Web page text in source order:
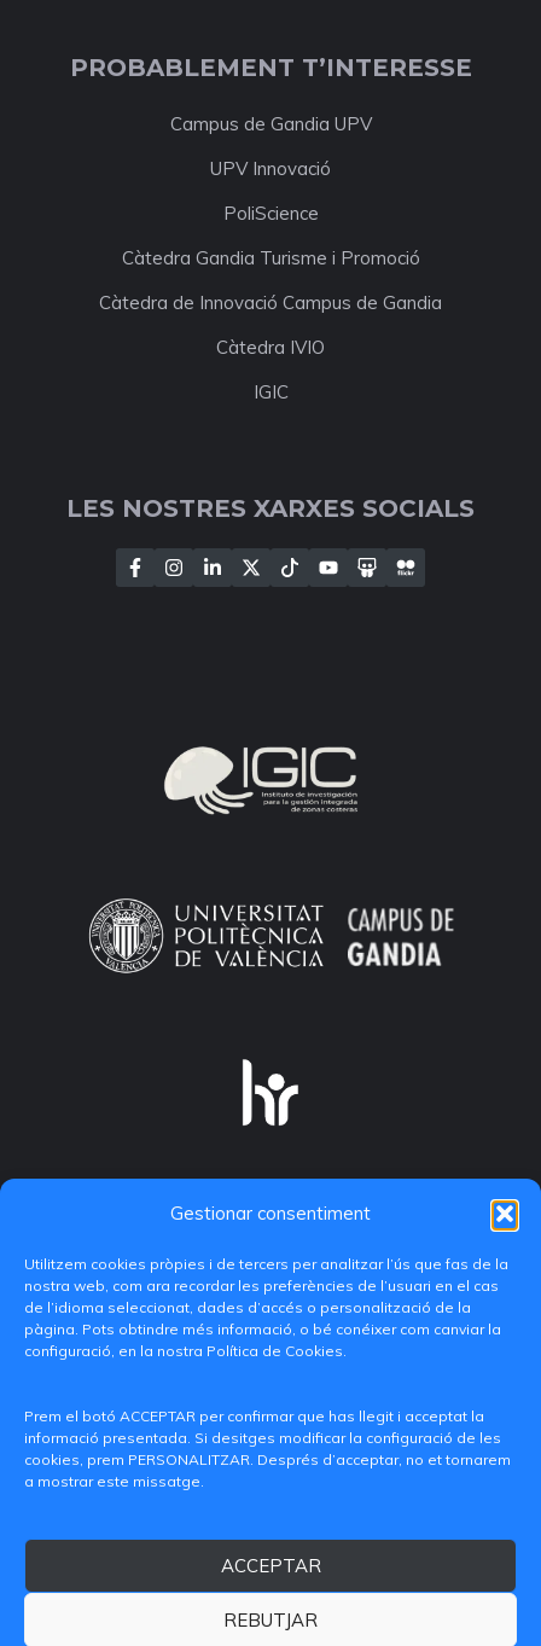
Gestionar consentiment
Utilitzem cookies pròpies i de tercers per analitzar l’ús que fas de la
nostra web, com ara recordar les preferències de l’usuari en el cas
de l’idioma seleccionat, dades d’accés o personalització de la
pàgina. Pots obtindre més informació, o bé conéixer com canviar la
configuració, en la nostra Política de Cookies.
Prem el botó ACCEPTAR per confirmar que has llegit i acceptat la
informació presentada. Si desitges modificar la configuració de les
cookies, prem PERSONALITZAR. Després d’acceptar, no et tornarem
a mostrar este missatge.
ACCEPTAR
REBUTJAR
PROBABLEMENT T’INTERESSE
Campus de Gandia UPV
UPV Innovació
PoliScience
Càtedra Gandia Turisme i Promoció
Càtedra de Innovació Campus de Gandia
Càtedra IVIO
IGIC
LES NOSTRES XARXES SOCIALS
C/ Paranimf, 1 - 46730 Grau de Gandia
+34 962849333
Avís legalPolítica de privacitat